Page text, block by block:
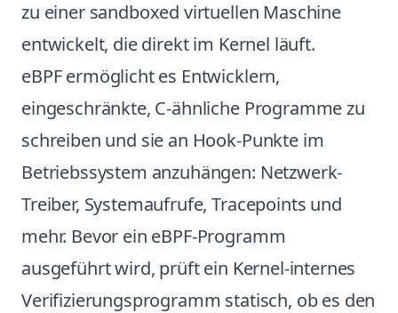
zu einer sandboxed virtuellen Maschine
entwickelt, die direkt im Kernel läuft.
eBPF ermöglicht es Entwicklern,
eingeschränkte, C-ähnliche Programme zu
schreiben und sie an Hook-Punkte im
Betriebssystem anzuhängen: Netzwerk-
Treiber, Systemaufrufe, Tracepoints und
mehr. Bevor ein eBPF-Programm
ausgeführt wird, prüft ein Kernel-internes
Verifizierungsprogramm statisch, ob es den